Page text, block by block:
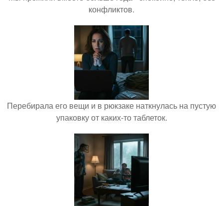
конфликтов.
Перебирала его вещи и в рюкзаке наткнулась на пустую
упаковку от каких-то таблеток.